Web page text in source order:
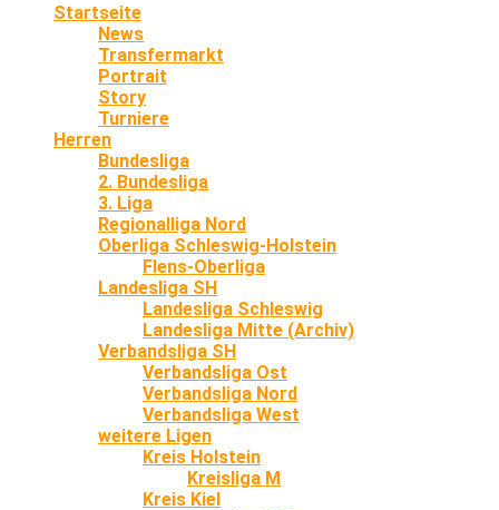
Startseite
News
Transfermarkt
Portrait
Story
Turniere
Herren
Bundesliga
2. Bundesliga
3. Liga
Regionalliga Nord
Oberliga Schleswig-Holstein
Flens-Oberliga
Landesliga SH
Landesliga Schleswig
Landesliga Mitte (Archiv)
Verbandsliga SH
Verbandsliga Ost
Verbandsliga Nord
Verbandsliga West
weitere Ligen
Kreis Holstein
Kreisliga M
Kreis Kiel